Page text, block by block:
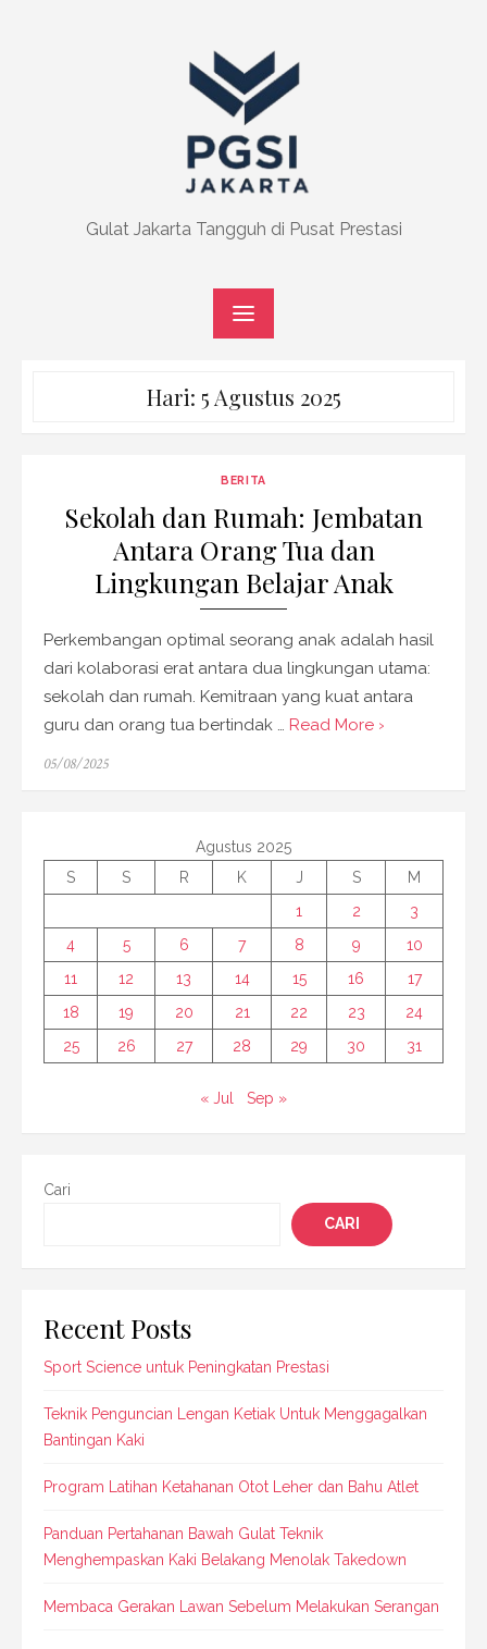
Gulat Jakarta Tangguh di Pusat Prestasi
Hari: 5 Agustus 2025
BERITA
Sekolah dan Rumah: Jembatan
Antara Orang Tua dan
Lingkungan Belajar Anak
Perkembangan optimal seorang anak adalah hasil
dari kolaborasi erat antara dua lingkungan utama:
sekolah dan rumah. Kemitraan yang kuat antara
guru dan orang tua bertindak … Read More ›
Posted
05/08/2025
Agustus 2025
S
S R K J S
M
1
2
3
4
5 6 7 8 9
10
11
12 13 14 15 16
17
18
19 20 21 22 23
24
25
26 27 28 29 30 31
« Jul Sep »
Cari
CARI
Recent Posts
Sport Science untuk Peningkatan Prestasi
Teknik Penguncian Lengan Ketiak Untuk Menggagalkan
Bantingan Kaki
Program Latihan Ketahanan Otot Leher dan Bahu Atlet
Panduan Pertahanan Bawah Gulat Teknik
Menghempaskan Kaki Belakang Menolak Takedown
Membaca Gerakan Lawan Sebelum Melakukan Serangan